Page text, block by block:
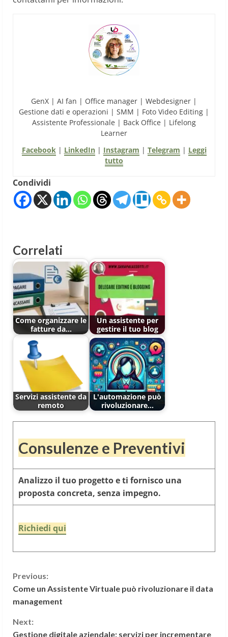
GenX | AI fan | Office manager | Webdesigner |
Gestione dati e operazioni | SMM | Foto Video Editing |
Assistente Professionale | Back Office | Lifelong
Learner
Facebook| LinkedIn| Instagram | Telegram | Leggi
tutto
Condividi
Correlati
Come organizzare le
fatture da…
Un assistente per
gestire il tuo blog
Servizi assistente da
remoto
L'automazione può
rivoluzionare…
Consulenze e Preventivi
Analizzo il tuo progetto e ti fornisco una
proposta concreta, senza impegno.
Richiedi qui
C
o
n
Previous:
Come un Assistente Virtuale può rivoluzionare il data
management
Next:
Gestione digitale aziendale: servizi per incrementare